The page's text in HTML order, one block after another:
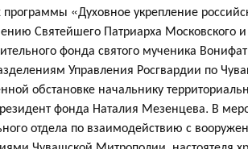
программы «Духовное укрепление
Святейшего Патриарха Московского
фонда святого мученика
Управления Росгвардии по
обстановке начальнику
фонда Наталия Мезенцева. В
отдела по взаимодействию с